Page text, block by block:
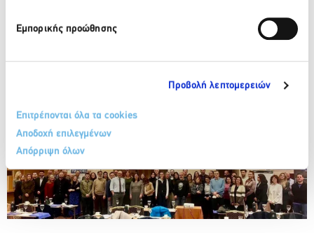
Εμπορικής προώθησης
Προβολή λεπτομερειών
Επιτρέπονται όλα τα cookies
Αποδοχή επιλεγμένων
Απόρριψη όλων
Πρότυπα Σύνταξης Εκθέσεων Βιώσιμης Ανάπτυξης
Απαιτήσεων
Ανάλυση βασικών απαιτήσεων
Assessment)
Αναφορά Κλαδικών Προτύπων ESRS